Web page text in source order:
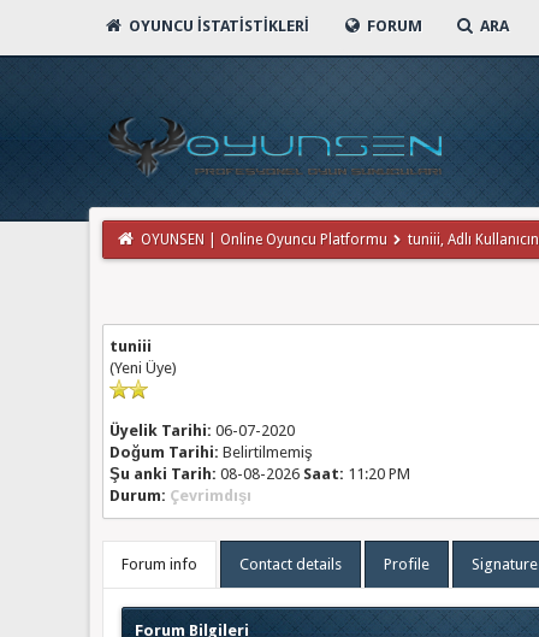
OYUNCU İSTATISTIKLERI FORUM ARA
OYUNSEN | Online Oyuncu Platformu tuniii, Adlı
tuniii
(Yeni Üye)
Üyelik Tarihi: 06-07-2020
Doğum Tarihi: Belirtilmemiş
Şu anki Tarih: 08-08-2026 Saat: 11:20 PM
Durum: Çevrimdışı
Forum info Contact details Profile Signature
Forum Bilgileri